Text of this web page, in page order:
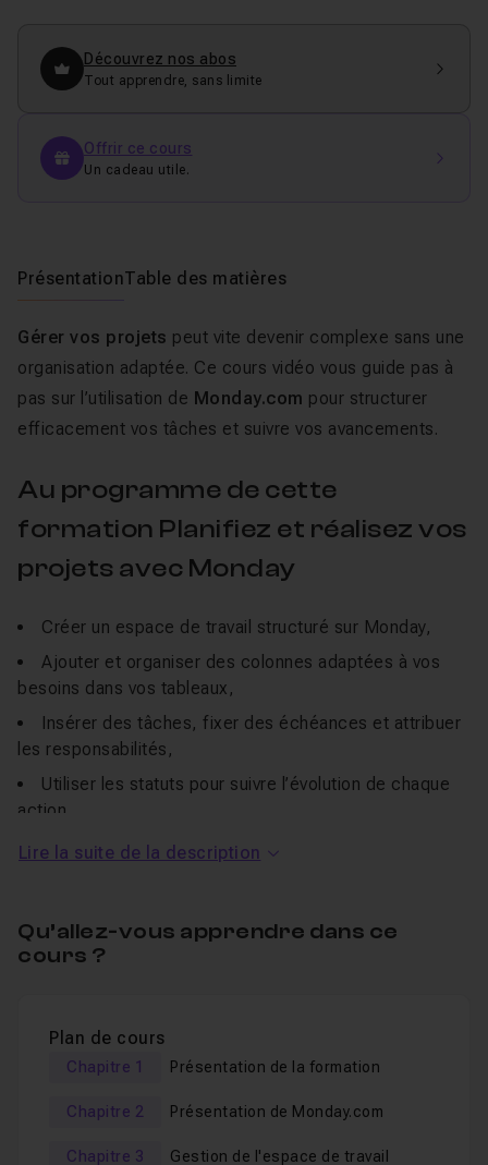
Découvrez nos abos
Tout apprendre, sans limite
Offrir ce cours
Un cadeau utile.
PrésentationTable des matières
Gérer vos projets peut vite devenir complexe sans une
organisation adaptée. Ce cours vidéo vous guide pas à
pas sur l’utilisation de Monday.com pour structurer
efficacement vos tâches et suivre vos avancements.
Au programme de cette
formation Planifiez et réalisez vos
projets avec Monday
Créer un espace de travail structuré sur Monday,
Ajouter et organiser des colonnes adaptées à vos
besoins dans vos tableaux,
Insérer des tâches, fixer des échéances et attribuer
les responsabilités,
Utiliser les statuts pour suivre l’évolution de chaque
action,
Mettre en place des automatisations simples pour
Personnaliser les affichages selon vos objectifs,
Chaque étape est démontrée directement sur l’interface
L’auteur commente chaque action pour expliquer
l’intérêt, les options à choisir et les erreurs à éviter.
Lire la suite de la description
Qu’allez-vous apprendre dans ce
cours ?
Plan de cours
Chapitre 1 Présentation de la formation
Chapitre 2 Présentation de Monday.com
Chapitre 3 Gestion de l'espace de travail